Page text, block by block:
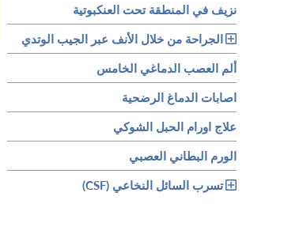
نزيف في المنطقة تحت العنكبوتية
الجراحة من خلال الأنف عبر الجيب الوتدي
ألم العصب الدماغي الخامس
اصابات الدماغ الرضحية
علاج اورام الحبل الشوكي
الورم البطاني العصبي
تسرب السائل النخاعي (CSF)